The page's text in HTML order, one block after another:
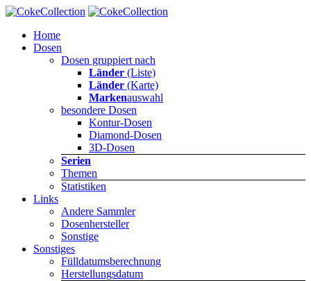
Home
Dosen
Dosen gruppiert nach
Länder (Liste)
Länder (Karte)
Markenauswahl
besondere Dosen
Kontur-Dosen
Diamond-Dosen
3D-Dosen
Serien
Themen
Statistiken
Links
Andere Sammler
Dosenhersteller
Sonstige
Sonstiges
Fülldatumsberechnung
Herstellungsdatum